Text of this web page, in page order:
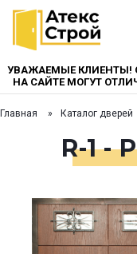
УВАЖАЕМЫЕ КЛИЕНТЫ!
НА САЙТЕ МОГУТ
Главная Каталог дверей
R-1 -